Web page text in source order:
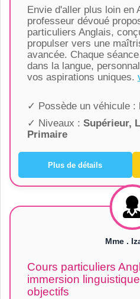
Envie d'aller plus loin en
professeur dévoué
particuliers Anglais,
propulser vers une
avancée. Chaque
dans la langue,
vos aspirations uniques.
✓ Possède un véhicule :
✓ Niveaux : Supérieur,
Primaire
Plus de détails
Mme .
Cours particuliers
immersion
objectifs